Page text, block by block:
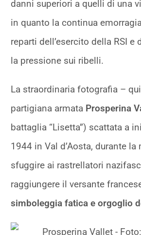
danni superiori a quelli di una
in quanto la continua
reparti dell’esercito della RSI e
la pressione sui ribelli.
La straordinaria fotografia –
partigiana armata Prosperina
battaglia “Lisetta”) scattata a
1944 in Val d’Aosta, durante la
sfuggire ai rastrellatori
raggiungere il versante
simboleggia fatica e orgoglio